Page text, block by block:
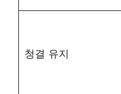
청결 유지